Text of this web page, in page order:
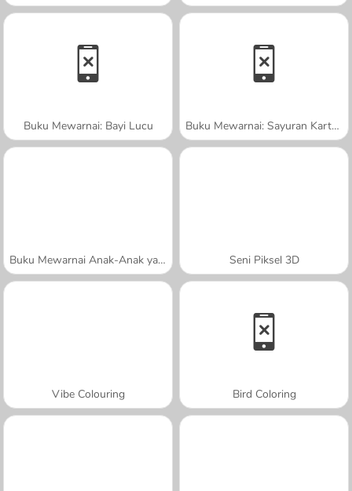
Buku Mewarnai: Bayi Lucu Buku Mewarnai: Sayuran Kartun
Buku Mewarnai Anak-Anak yang Menarik Seni Piksel 3D
Vibe Colouring Bird Coloring